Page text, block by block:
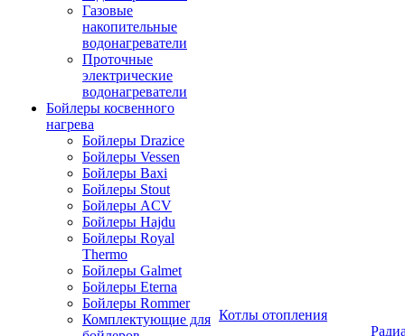
Газовые
накопительные
водонагреватели
Проточные
электрические
водонагреватели
Бойлеры косвенного
нагрева
Бойлеры Drazice
Бойлеры Vessen
Бойлеры Baxi
Бойлеры Stout
Бойлеры ACV
Бойлеры Hajdu
Бойлеры Royal
Thermo
Бойлеры Galmet
Бойлеры Eterna
Бойлеры Rommer
Комплектующие для Котлы отопления